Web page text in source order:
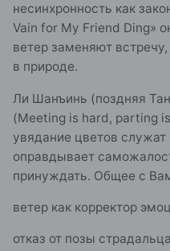
несинхронность как
Vain for My Friend Ding»
ветер заменяют
в природе.
Ли Шанъинь (поздняя
(Meeting is hard, parting
увядание цветов
оправдывает
принуждать. Общее с
ветер как корректор
отказ от позы